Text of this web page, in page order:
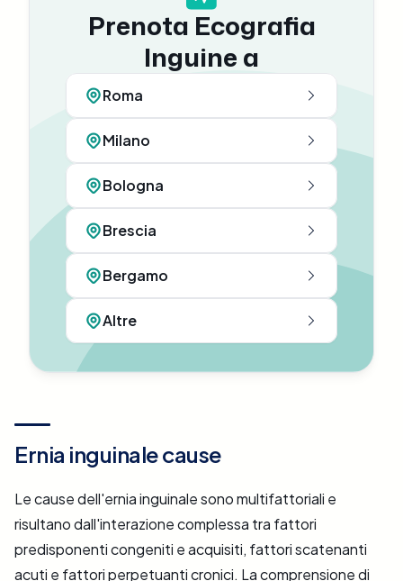
Prenota Ecografia
Inguine a
Roma
Milano
Bologna
Brescia
Bergamo
Altre
Ernia inguinale cause
Le cause dell'ernia inguinale sono multifattoriali e
risultano dall'interazione complessa tra fattori
predisponenti congeniti e acquisiti, fattori scatenanti
acuti e fattori perpetuanti cronici. La comprensione di